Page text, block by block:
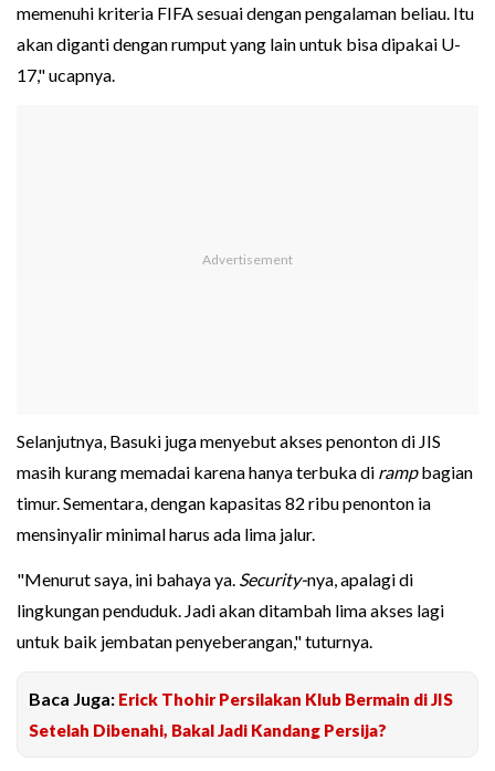
memenuhi kriteria FIFA sesuai dengan pengalaman beliau. Itu
akan diganti dengan rumput yang lain untuk bisa dipakai U-
17," ucapnya.
Selanjutnya, Basuki juga menyebut akses penonton di JIS
masih kurang memadai karena hanya terbuka di rampbagian
timur. Sementara, dengan kapasitas 82 ribu penonton ia
mensinyalir minimal harus ada lima jalur.
"Menurut saya, ini bahaya ya. Security-nya, apalagi di
lingkungan penduduk. Jadi akan ditambah lima akses lagi
untuk baik jembatan penyeberangan," tuturnya.
Baca Juga: Erick Thohir Persilakan Klub Bermain di JIS
Setelah Dibenahi, Bakal Jadi Kandang Persija?